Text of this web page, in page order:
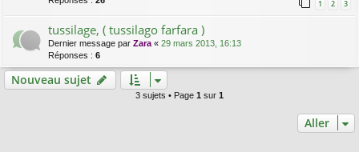
1 2 3
tussilage, ( tussilago farfara )
Dernier message par Zara « 29 mars 2013, 16:13
Réponses : 6
Nouveau sujet
3 sujets • Page 1 sur 1
Aller